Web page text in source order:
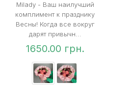
Milady - Ваш наилучший
комплимент к празднику
Весны! Когда все вокруг
дарят привычн...
1650.00 грн.